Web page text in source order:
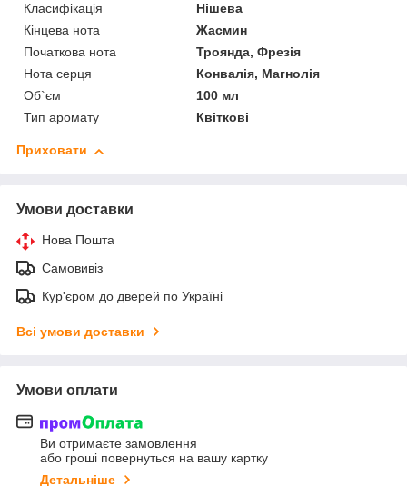
Класифікація
Нішева
Кінцева нота
Жасмин
Початкова нота
Троянда, Фрезія
Нота серця
Конвалія, Магнолія
Об`єм
100 мл
Тип аромату
Квіткові
Приховати
Умови доставки
Нова Пошта
Самовивіз
Кур'єром до дверей по Україні
Всі умови доставки
Умови оплати
Ви отримаєте замовлення
або гроші повернуться на вашу картку
Детальніше